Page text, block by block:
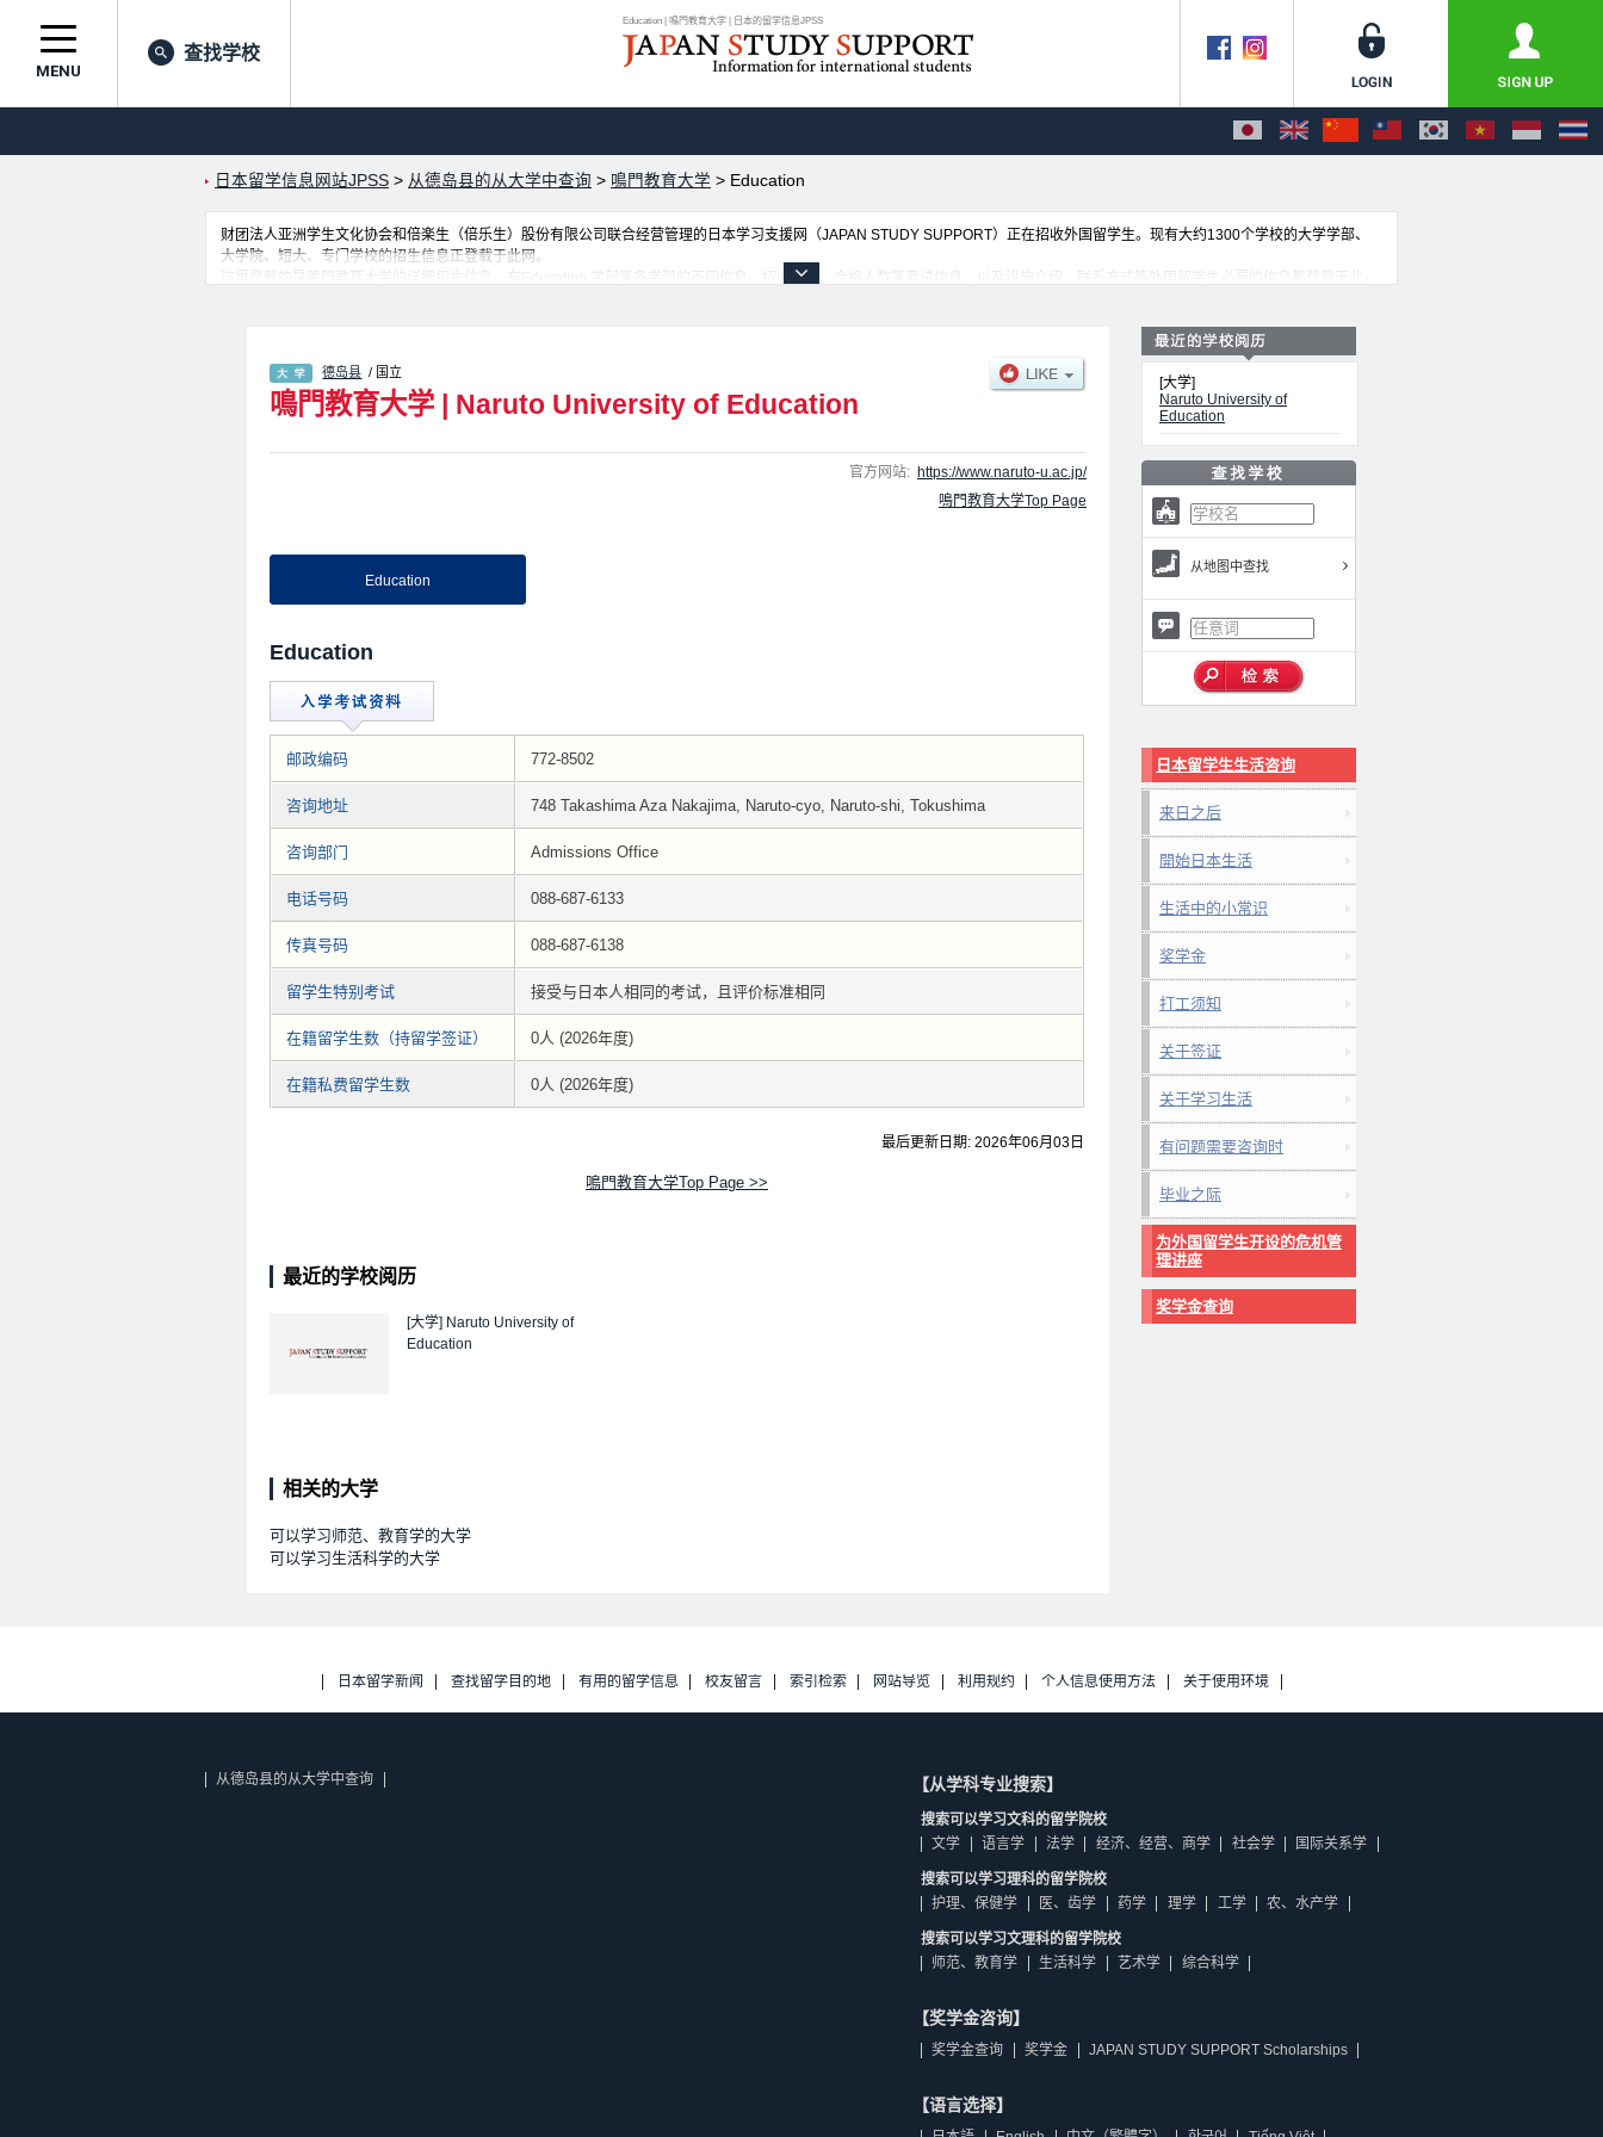
Education | 鳴門教育大学 | 日本的留学信息JPSS
MENU
查找学校
日本留学信息网站JPSS > 从德岛县的从大学中查询 > 鳴門教育大学 > Education
财团法人亚洲学生文化协会和倍楽生（倍乐生）股份有限公司联合经营管理的日本学习支援网（JAPAN STUDY SUPPORT）正在招收外国留学生。现有大约1300个学校的大学学部、
大学院、短大、专门学校的招生信息正登载于此网。
这里登载的是鳴門教育大学的详细招生信息。有Education 学部等各学部的不同信息。招收名额、合格人数等考试信息，以及设施介绍、联系方式等外国留学生必要的信息都登载于此，
德岛县 / 国立
鳴門教育大学 | Naruto University of Education
官方网站: https://www.naruto-u.ac.jp/
鳴門教育大学Top Page
Education
Education
邮政编码 772-8502
咨询地址 748 Takashima Aza Nakajima, Naruto-cyo, Naruto-shi, Tokushima
咨询部门 Admissions Office
电话号码 088-687-6133
传真号码 088-687-6138
留学生特别考试 接受与日本人相同的考试，且评价标准相同
在籍留学生数（持留学签证） 0人 (2026年度)
在籍私费留学生数 0人 (2026年度)
最后更新日期: 2026年06月03日
鳴門教育大学Top Page >>
最近的学校阅历
[大学] Naruto University of
Education
相关的大学
可以学习师范、教育学的大学
可以学习生活科学的大学
[大学]
Naruto University of
Education
从地图中查找
日本留学生生活咨询
来日之后
開始日本生活
生活中的小常识
奖学金
打工须知
关于签证
关于学习生活
有问题需要咨询时
毕业之际
为外国留学生开设的危机管
理讲座
奖学金查询
日本留学新闻 查找留学目的地 有用的留学信息 校友留言 索引检索 网站导览 利用规约 个人信息使用方法 关于使用环境
从德岛县的从大学中查询 【从学科专业搜索】
搜索可以学习文科的留学院校
文学
语言学 法学 经济、经营、商学 社会学 国际关系学
搜索可以学习理科的留学院校
护理、保健学
医、齿学 药学 理学 工学 农、水产学
搜索可以学习文理科的留学院校
师范、教育学
生活科学 艺术学 综合科学
【奖学金咨询】
奖学金查询 奖学金 JAPAN STUDY SUPPORT Scholarships
【语言选择】